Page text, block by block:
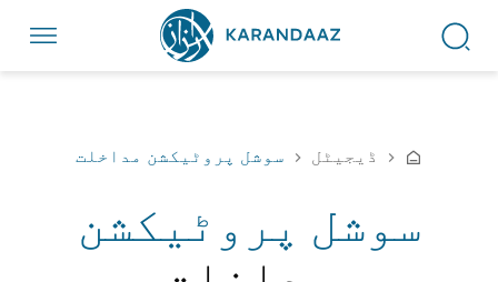
ڈیجیٹل سوشل پروٹیکشن مداخلت
سوشل پروٹیکشن